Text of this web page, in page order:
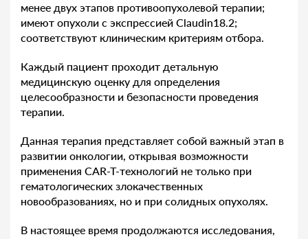
менее двух этапов противоопухолевой терапии;
имеют опухоли с экспрессией Claudin18.2;
соответствуют клиническим критериям отбора.
Каждый пациент проходит детальную
медицинскую оценку для определения
целесообразности и безопасности проведения
терапии.
Данная терапия представляет собой важный этап в
развитии онкологии, открывая возможности
применения CAR-T-технологий не только при
гематологических злокачественных
новообразованиях, но и при солидных опухолях.
В настоящее время продолжаются исследования,